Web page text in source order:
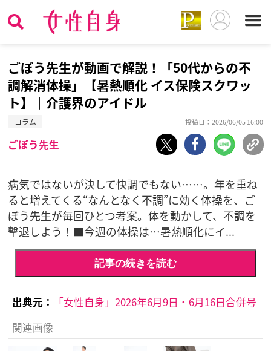
ごぼう先生が動画で解説！「50代からの不
調解消体操」【暑熱順化 イス保険スクワッ
ト】｜介護界のアイドル
コラム 投稿日：2026/06/05 16:00
ごぼう先生
病気ではないが決して快調でもない……。年を重ね
ると増えてくる“なんとなく不調”に効く体操を、ご
ぼう先生が毎回ひとつ考案。体を動かして、不調を
撃退しよう！■今週の体操は…暑熱順化にイ...
記事の続きを読む
出典元：
「女性自身」2026年6月9日・6月16日合併号
関連画像